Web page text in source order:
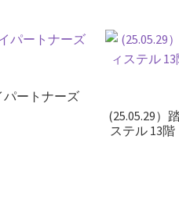
ートナーズ
(25.05.29）
ステル 13階